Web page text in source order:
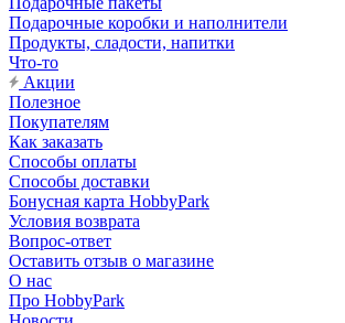
Подарочные коробки и наполнители
Продукты, сладости, напитки
Что-то
Акции
Полезное
Покупателям
Как заказать
Способы оплаты
Способы доставки
Бонусная карта HobbyPark
Условия возврата
Вопрос-ответ
Оставить отзыв о магазине
О нас
Про HobbyPark